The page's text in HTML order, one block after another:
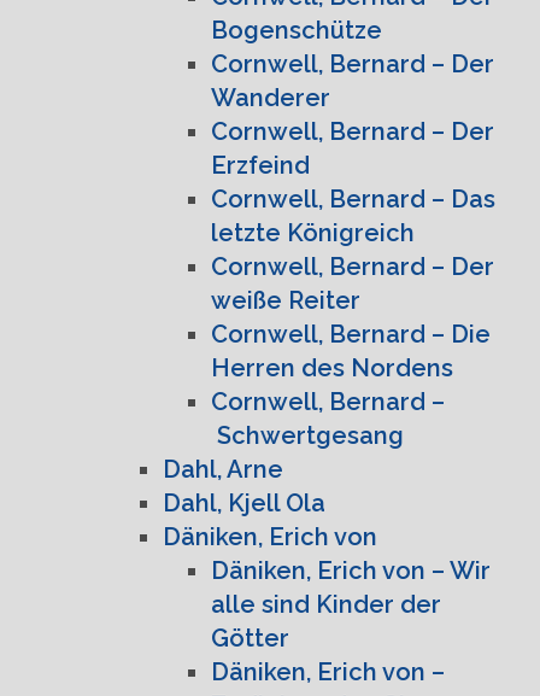
Bogenschütze
Cornwell, Bernard – Der
Wanderer
Cornwell, Bernard – Der
Erzfeind
Cornwell, Bernard – Das
letzte Königreich
Cornwell, Bernard – Der
weiße Reiter
Cornwell, Bernard – Die
Herren des Nordens
Cornwell, Bernard –
Schwertgesang
Dahl, Arne
Dahl, Kjell Ola
Däniken, Erich von
Däniken, Erich von – Wir
alle sind Kinder der
Götter
Däniken, Erich von –